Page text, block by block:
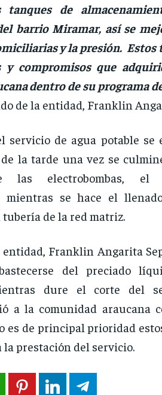
tanques de
barrio Miramar, así se
y la presión.
y compromisos que
dentro de su programa
de la entidad, Franklin
servicio de agua potable se
la tarde una vez se
las electrobombas, el
mientras se hace el
de la red matriz.
Franklin Angarita
del preciado
dure el corte del
a la comunidad araucana
es de principal prioridad
la prestación del servicio.